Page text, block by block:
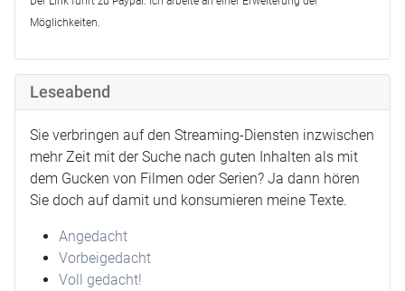
Möglichkeiten.
Leseabend
Sie verbringen auf den Streaming-Diensten inzwischen
mehr Zeit mit der Suche nach guten Inhalten als mit
dem Gucken von Filmen oder Serien? Ja dann hören
Sie doch auf damit und konsumieren meine Texte.
Angedacht
Vorbeigedacht
Voll gedacht!